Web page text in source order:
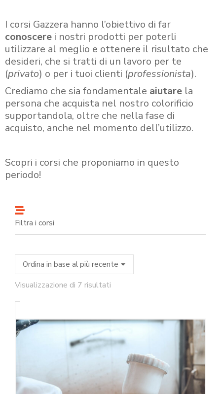
I corsi Gazzera hanno l’obiettivo di far
conoscere i nostri prodotti per poterli
utilizzare al meglio e ottenere il risultato che
desideri, che si tratti di un lavoro per te
(privato) o per i tuoi clienti (professionista).
Crediamo che sia fondamentale aiutare la
persona che acquista nel nostro colorificio
supportandola, oltre che nella fase di
acquisto, anche nel momento dell’utilizzo.
Scopri i corsi che proponiamo in questo
periodo!
Filtra i corsi
Visualizzazione di 7 risultati